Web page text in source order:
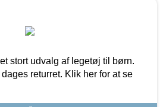
stort udvalg af legetøj til børn.
returret. Klik her for at se